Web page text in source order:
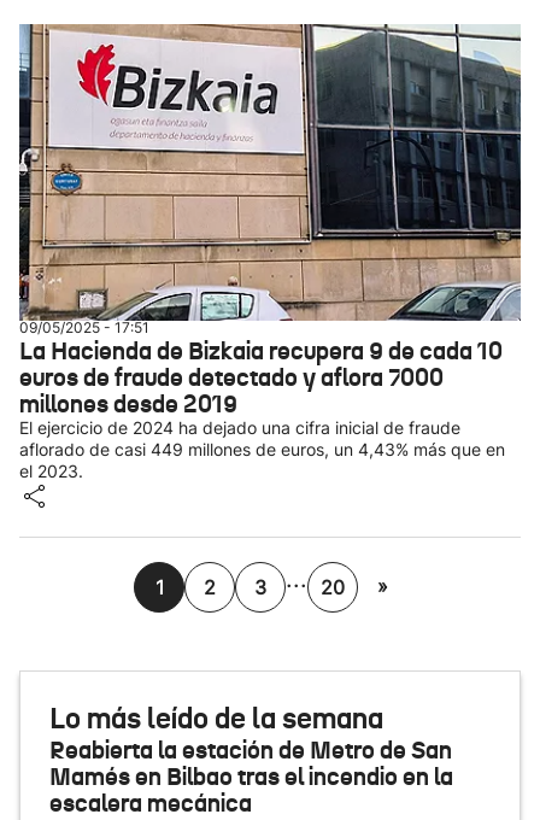
09/05/2025 - 17:51
La Hacienda de Bizkaia recupera 9 de cada 10
euros de fraude detectado y aflora 7000
millones desde 2019
El ejercicio de 2024 ha dejado una cifra inicial de fraude
aflorado de casi 449 millones de euros, un 4,43% más que en
el 2023.
1 2 3 ... 20 »
Lo más leído de la semana
Reabierta la estación de Metro de San
Mamés en Bilbao tras el incendio en la
escalera mecánica